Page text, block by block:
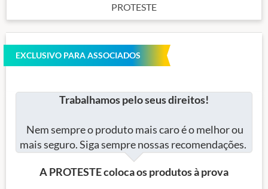
PROTESTE
EXCLUSIVO PARA ASSOCIADOS
Trabalhamos pelo seus direitos!
Nem sempre o produto mais caro é o melhor ou
mais seguro. Siga sempre nossas recomendações.
A PROTESTE coloca os produtos à prova